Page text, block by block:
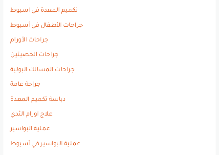
تكميم المعدة في اسيوط
جراحات الأطفال في أسيوط
جراحات الأورام
جراحات الخصيتين
جراحات المسالك البولية
جراحة عامة
دباسة تكميم المعدة
علاج اورام الثدي
عملية البواسير
عملية البواسير في أسيوط